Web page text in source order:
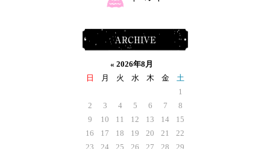
ARCHIVE
« 2026年8月
日
月 火 水 木 金
土
1
2
3 4 5 6 7
8
9
10 11 12 13 14
15
16
17 18 19 20 21
22
23
24 25 26 27 28 29